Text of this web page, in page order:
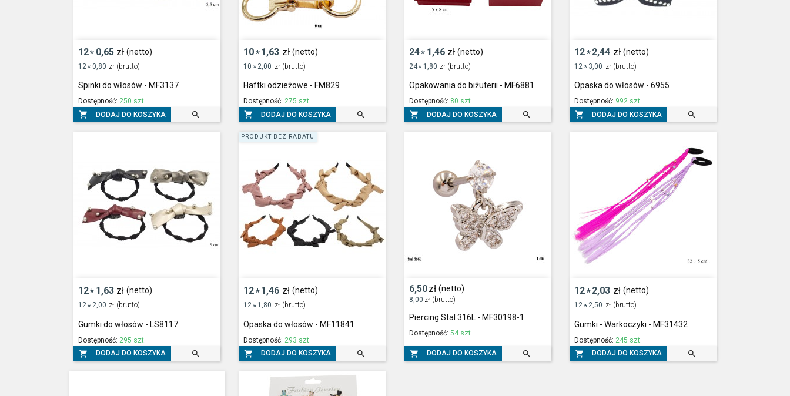
12* 0,65 zł (netto)
12 * 0,80 zł (brutto)
Spinki do włosów - MF3137
Dostępność: 250 szt.
 DODAJ DO KOSZYKA 
10*1,63 zł (netto)
10 * 2,00 zł (brutto)
Haftki odzieżowe - FM829
Dostępność: 275 szt.
 DODAJ DO KOSZYKA 
24* 1,46 zł (netto)
24* 1,80 zł (brutto)
Opakowania do biżuterii - MF6881
Dostępność: 80 szt.
 DODAJ DO KOSZYKA 
12*2,44 zł (netto)
12 * 3,00 zł (brutto)
Opaska do włosów - 6955
Dostępność: 992 szt.
 DODAJ DO KOSZYKA 
12* 1,63 zł (netto)
12 * 2,00 zł (brutto)
Gumki do włosów - LS8117
Dostępność: 295 szt.
 DODAJ DO KOSZYKA 
12*1,46 zł (netto)
12 * 1,80 zł (brutto)
Opaska do włosów - MF11841
Dostępność: 293 szt.
 DODAJ DO KOSZYKA 
PRODUKT BEZ RABATU
6,50zł (netto)
8,00 zł (brutto)
Piercing Stal 316L - MF30198-1
Dostępność: 54 szt.
 DODAJ DO KOSZYKA 
12*2,03 zł (netto)
12 * 2,50 zł (brutto)
Gumki - Warkoczyki - MF31432
Dostępność: 245 szt.
 DODAJ DO KOSZYKA 